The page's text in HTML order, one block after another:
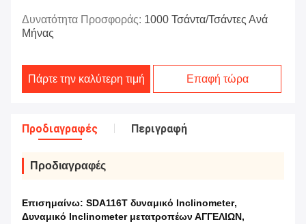
Δυνατότητα Προσφοράς: 1000 Τσάντα/τσάντες Ανά
Μήνας
Πάρτε την καλύτερη τιμή Επαφή τώρα
Προδιαγραφές Περιγραφή
Προδιαγραφές
Επισημαίνω: SDA116T δυναμικό Inclinometer,
Δυναμικό Inclinometer μετατροπέων ΑΓΓΕΛΙΩΝ,